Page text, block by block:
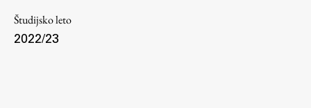
Mednarodno sodelovanje
Članstva v združenjih
Študijsko leto
2022/23